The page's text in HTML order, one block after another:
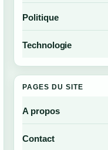
Politique
Technologie
PAGES DU SITE
A propos
Contact